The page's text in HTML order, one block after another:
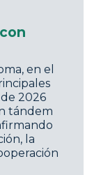
en el
2026
tándem
la